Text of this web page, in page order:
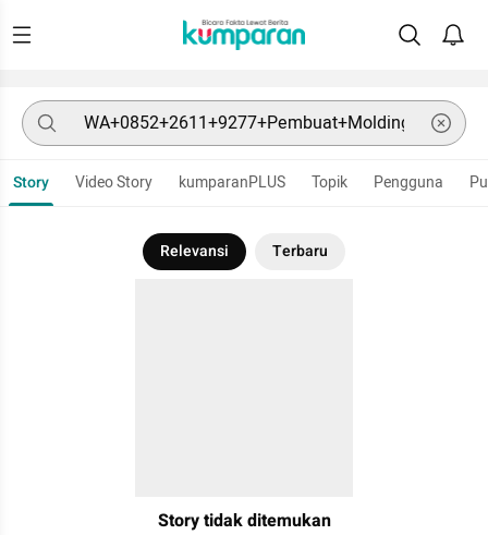
Story Video Story kumparanPLUS Topik Pengguna
Relevansi Terbaru
Story tidak ditemukan